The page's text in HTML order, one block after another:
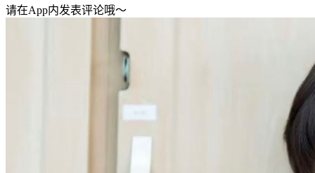
请在App内发表评论哦～